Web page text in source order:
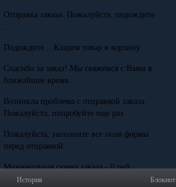
История Блокнот
Отправка заказа. Пожалуйста, подождите
...
Подождите... Кладем товар в корзину
Спасибо за заказ! Мы свяжемся с Вами в
ближайшее время
Возникла проблема с отправкой заказа.
Пожалуйста, попробуйте еще раз.
Пожалуйста, заполните все поля формы
перед отправкой.
Минимальная сумма заказа - 0 руб.